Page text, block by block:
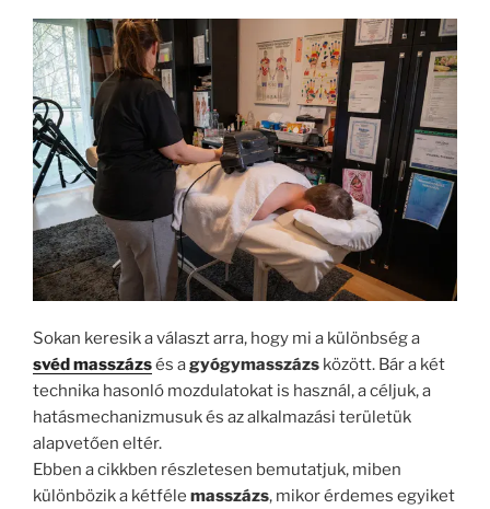
Sokan keresik a választ arra, hogy mi a különbség a
svéd masszázsés agyógymasszázs között. Bár a két
technika hasonló mozdulatokat is használ, a céljuk, a
hatásmechanizmusuk és az alkalmazási területük
alapvetően eltér.
Ebben a cikkben részletesen bemutatjuk, miben
különbözik a kétféle masszázs, mikor érdemes egyiket